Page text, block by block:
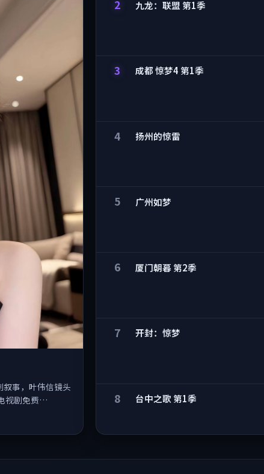
叙事，叶伟信镜头
视剧免费…
2 九龙：联盟 第1季
3 成都 惊梦4 第1季
4 扬州的惊雷
5 广州如梦
6 厦门朝暮 第2季
7 开封：惊梦
8 台中之歌 第1季